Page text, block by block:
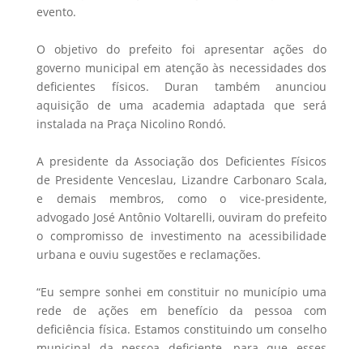
evento.
O objetivo do prefeito foi apresentar ações do
governo municipal em atenção às necessidades dos
deficientes físicos. Duran também anunciou
aquisição de uma academia adaptada que será
instalada na Praça Nicolino Rondó.
A presidente da Associação dos Deficientes Físicos
de Presidente Venceslau, Lizandre Carbonaro Scala,
e demais membros, como o vice-presidente,
advogado José Antônio Voltarelli, ouviram do prefeito
o compromisso de investimento na acessibilidade
urbana e ouviu sugestões e reclamações.
“Eu sempre sonhei em constituir no município uma
rede de ações em benefício da pessoa com
deficiência física. Estamos constituindo um conselho